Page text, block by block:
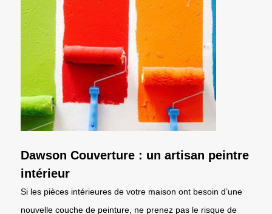
Dawson Couverture : un artisan peintre
intérieur
Si les pièces intérieures de votre maison ont besoin d’une
nouvelle couche de peinture, ne prenez pas le risque de